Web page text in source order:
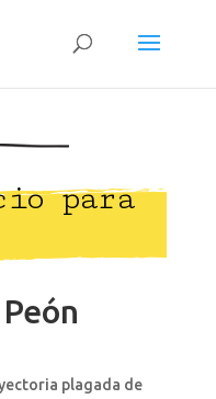
para
plagada de